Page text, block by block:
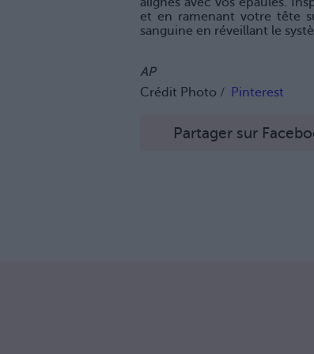
et en ramenant votre tête
sanguine en réveillant le
AP
Crédit Photo /
Pinterest
Partager sur